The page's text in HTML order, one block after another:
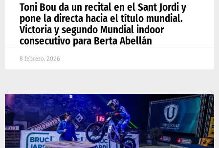
Toni Bou da un recital en el Sant Jordi y
pone la directa hacia el título mundial.
Victoria y segundo Mundial indoor
consecutivo para Berta Abellán
8 febrero, 2026